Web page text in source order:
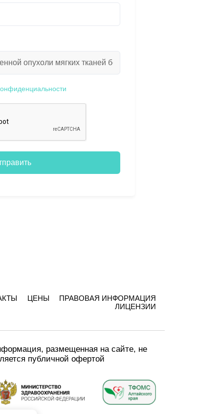
ЦЕНЫ
ПРАВОВАЯ ИНФОРМАЦИЯ
ЛИЦЕНЗИИ
размещенная на сайте, не
публичной офертой